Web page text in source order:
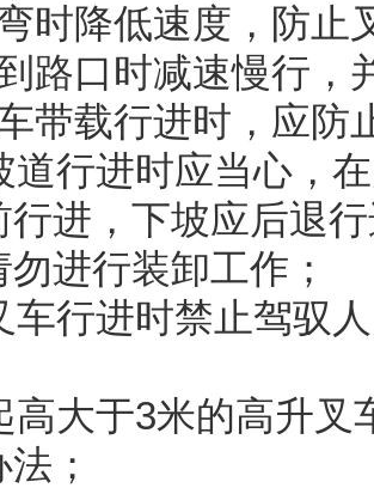
弯时降低速度，防
到路口时减速慢行
车带载行进时，应
道行进时应当心，
行进，下坡应后退
进行装卸工作；
车行进时禁止驾驭
高大于3米的高升
；